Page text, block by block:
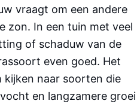
vraagt om een andere
zon. In een tuin met veel
of schaduw van de
even goed. Het
kijken naar soorten die
en langzamere groei